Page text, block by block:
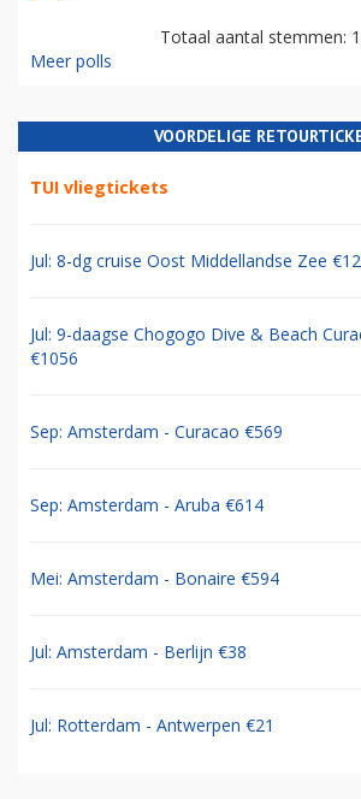
Totaal aantal stemmen:
Meer polls
VOORDELIGE
TUI vliegtickets
Jul: 8-dg cruise Oost Middellandse Zee
Jul: 9-daagse Chogogo Dive & Beach
€1056
Sep: Amsterdam - Curacao €569
Sep: Amsterdam - Aruba €614
Mei: Amsterdam - Bonaire €594
Jul: Amsterdam - Berlijn €38
Jul: Rotterdam - Antwerpen €21